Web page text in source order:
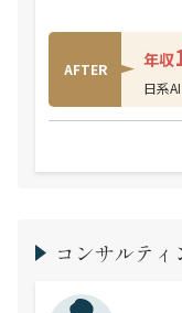
AFTER 年収
日系
コンサルテ